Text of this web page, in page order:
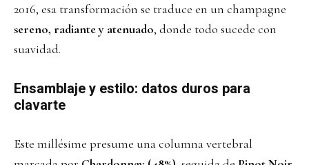
2016, esa transformación se traduce en un champagne
sereno, radiante y atenuado, donde todo sucede con
suavidad.
Ensamblaje y estilo: datos duros para
clavarte
Este millésime presume una columna vertebral